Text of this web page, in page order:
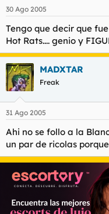
30 Ago 2005
Tengo que decir que
Hot Rats.... genio y
MADXTAR
Freak
31 Ago 2005
Ahi no se follo a la
un par de ricolas